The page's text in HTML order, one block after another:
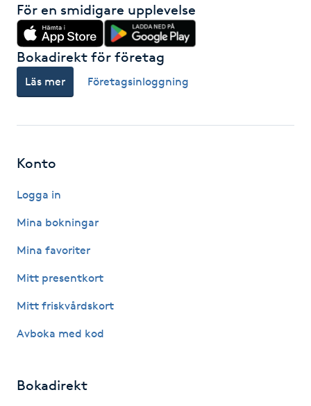
Hot Stone Massage
Hot yoga
Hudföryngring
Hudvård
Hyperhidros
Hypnos
För en smidigare upplevelse
Bokadirekt för företag
Läs mer Företagsinloggning
Konto
Logga in
Mina bokningar
Mina favoriter
Mitt presentkort
Mitt friskvårdskort
Avboka med kod
Bokadirekt